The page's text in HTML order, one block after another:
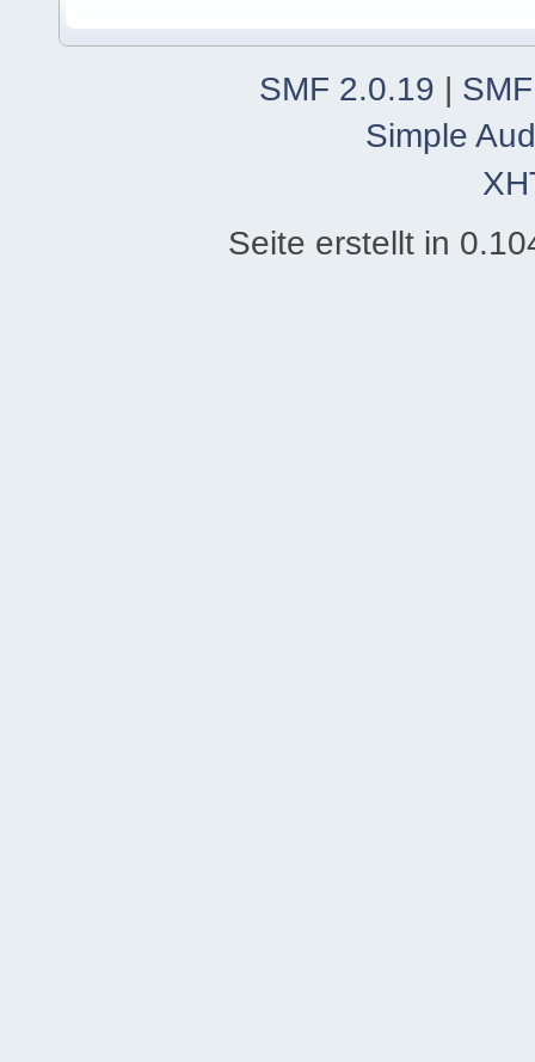
SMF 2.0.19 |
Simple
Seite erstellt in